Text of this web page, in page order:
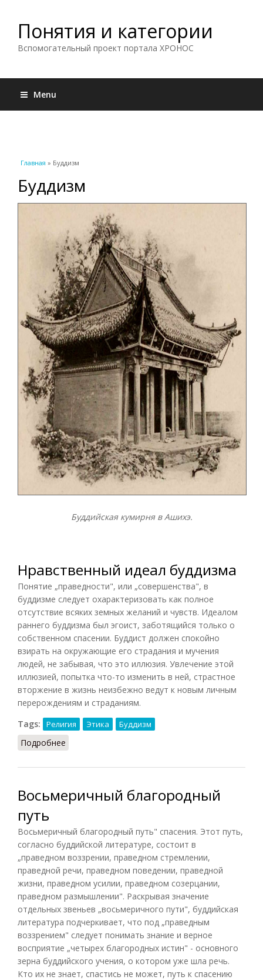
Понятия и категории
Вспомогательный проект портала ХРОНОС
Menu
Вы здесь
Главная » Буддизм
Буддизм
Буддийская кумирня в Ашихэ.
Нравственный идеал буддизма
Понятие „праведности", или „совершенства", в
буддизме следует охарактеризовать как полное
отсутствие всяких земных желаний и чувств. Идеалом
раннего буддизма был эгоист, заботящийся только о
собственном спасении. Буддист должен спокойно
взирать на окружающие его страдания и мучения
людей, не забывая, что это иллюзия. Увлечение этой
иллюзией, попытка что-то изменить в ней, страстное
вторжение в жизнь неизбежно ведут к новым личным
перерождениям и страданиям.
Tags:
Религия Этика Буддизм
Подробнее
Восьмеричный благородный
путь
Восьмеричный благородный путь" спасения. Этот путь,
согласно буддийской литературе, состоит в
„праведном воззрении, праведном стремлении,
праведной речи, праведном поведении, праведной
жизни, праведном усилии, праведном созерцании,
праведном размышлении". Раскрывая значение
отдельных звеньев „восьмеричного пути", буддийская
литература подчеркивает, что под „праведным
воззрением" следует понимать знание и верное
восприятие „четырех благородных истин" - основного
зерна буддийского учения, о котором уже шла речь.
Кто их не знает, спастись не может, путь к спасению